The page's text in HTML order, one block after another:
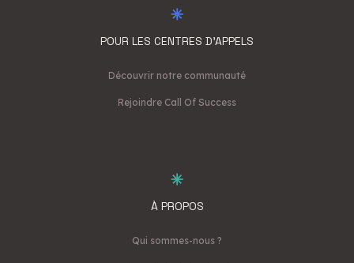
POUR LES CENTRES D'APPELS
Découvrir notre communauté
Rejoindre Call Of Success
À PROPOS
Qui sommes-nous ?